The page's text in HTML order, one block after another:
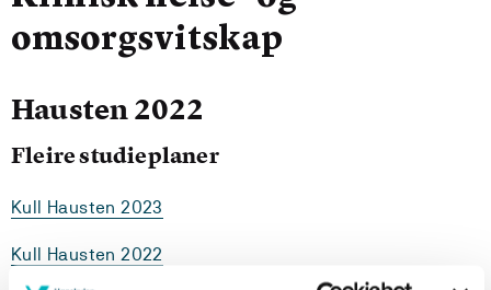
omsorgsvitskap
Hausten 2022
Fleire studieplaner
Kull Hausten 2023
Kull Hausten 2022